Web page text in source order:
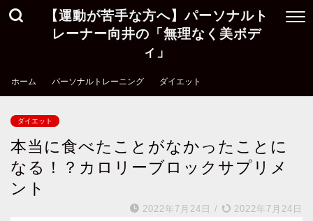
【運動が苦手な方へ】パーソナルト
レーナー向井の「無理なく美ボデ
ィ」
ホーム パーソナルトレーニング ダイエット
ダイエット
本当に食べたことがなかったことに
なる！？カロリーブロックサプリメ
ント
2022年7月24日 / 2022年7月24日